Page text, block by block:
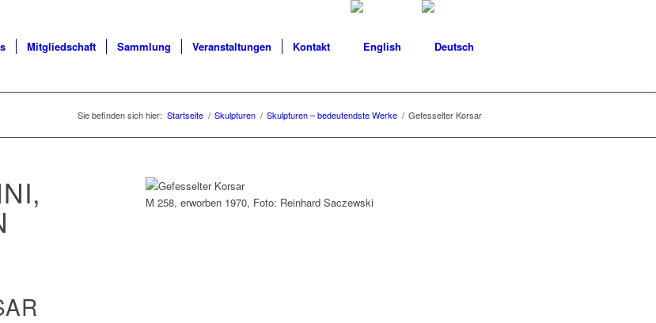
Mitgliedschaft Sammlung Veranstaltungen Kontakt
Sie befinden sich hier: Startseite / Skulpturen / Skulpturen – bedeutendste Werke / Gefesselter Korsar
M 258, erworben 1970, Foto: Reinhard Saczewski